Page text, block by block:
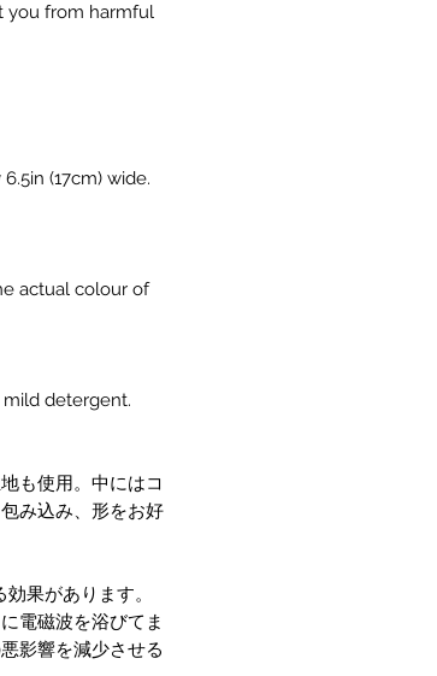
you from harmful
(17cm) wide.
actual colour of
mild detergent.
も使用。中にはコ
み込み、形をお好
果があります。
電磁波を浴びてま
影響を減少させる